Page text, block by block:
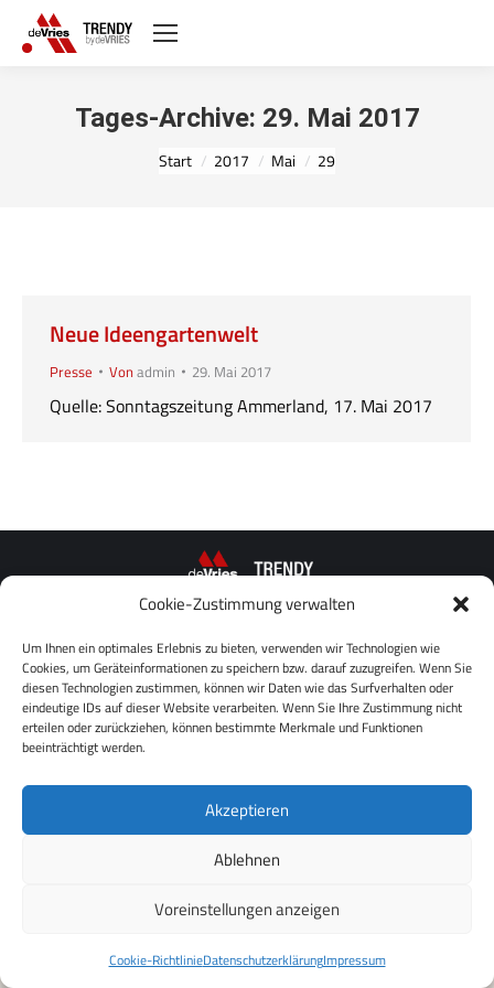
Cookie-Zustimmung verwalten
Um Ihnen ein optimales Erlebnis zu bieten, verwenden wir Technologien wie
Cookies, um Geräteinformationen zu speichern bzw. darauf zuzugreifen. Wenn Sie
diesen Technologien zustimmen, können wir Daten wie das Surfverhalten oder
eindeutige IDs auf dieser Website verarbeiten. Wenn Sie Ihre Zustimmung nicht
erteilen oder zurückziehen, können bestimmte Merkmale und Funktionen
beeinträchtigt werden.
Akzeptieren
Ablehnen
Voreinstellungen anzeigen
Cookie-RichtlinieDatenschutzerklärungImpressum
Tages-Archive: 29. Mai 2017
Sie befinden sich hier:
Start 2017 Mai 29
Neue Ideengartenwelt
Presse Vonadmin 29. Mai 2017
Quelle: Sonntagszeitung Ammerland, 17. Mai 2017
© deVries Group